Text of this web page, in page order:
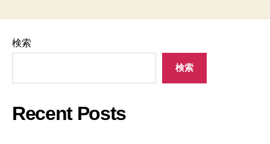
検索
検索
Recent Posts